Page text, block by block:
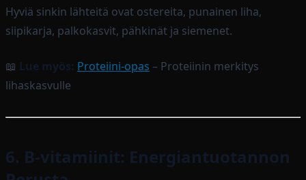
Hyviä sinkin lähteitä ovat ostereita, punainen liha,
siipikarja, palkokasvit, pähkinät ja siemenet.
📖 Lue myös: Proteiini-opas – Proteiinin merkitys
lihaskasvulle
6. B-vitamiinit: Energiantuotannon